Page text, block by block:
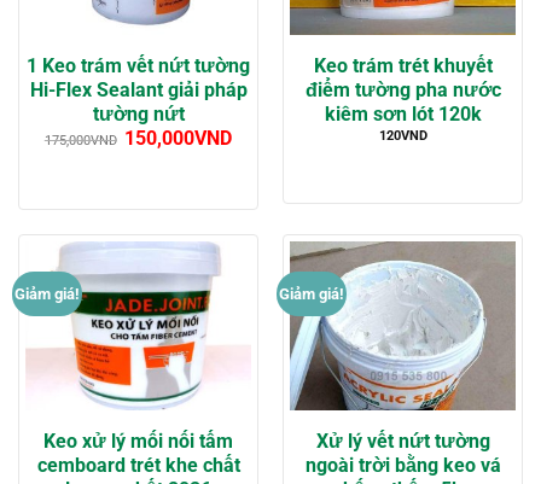
1 Keo trám vết nứt tường
Hi-Flex Sealant giải pháp
tường nứt
175,000VND 150,000VND
Keo trám trét khuyết
điểm tường pha nước
kiêm sơn lót 120k
120VND
Giảm giá!
Keo xử lý mối nối tấm
cemboard trét khe chất
Giảm giá!
Xử lý vết nứt tường
ngoài trời bằng keo vá